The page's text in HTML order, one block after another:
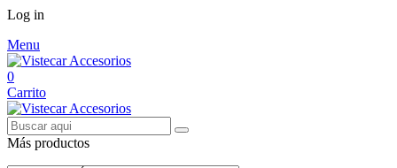
Log in
Menu
0
Carrito
Más productos